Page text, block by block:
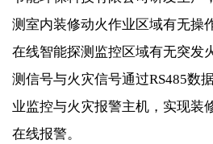
测室内装修动火作业区域有无操
在线智能探测监控区域有无突发
测信号与火灾信号通过RS485数
业监控与火灾报警主机，实现装
在线报警。